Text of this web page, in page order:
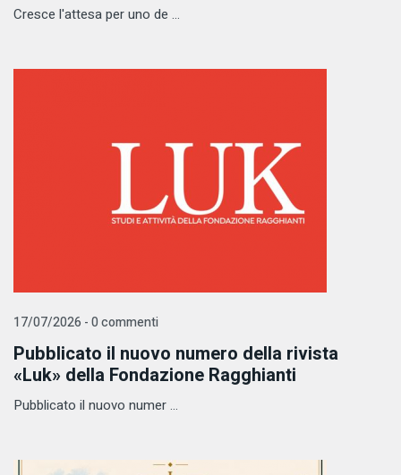
Cresce l'attesa per uno de ...
17/07/2026 - 0 commenti
Pubblicato il nuovo numero della rivista
«Luk» della Fondazione Ragghianti
Pubblicato il nuovo numer ...